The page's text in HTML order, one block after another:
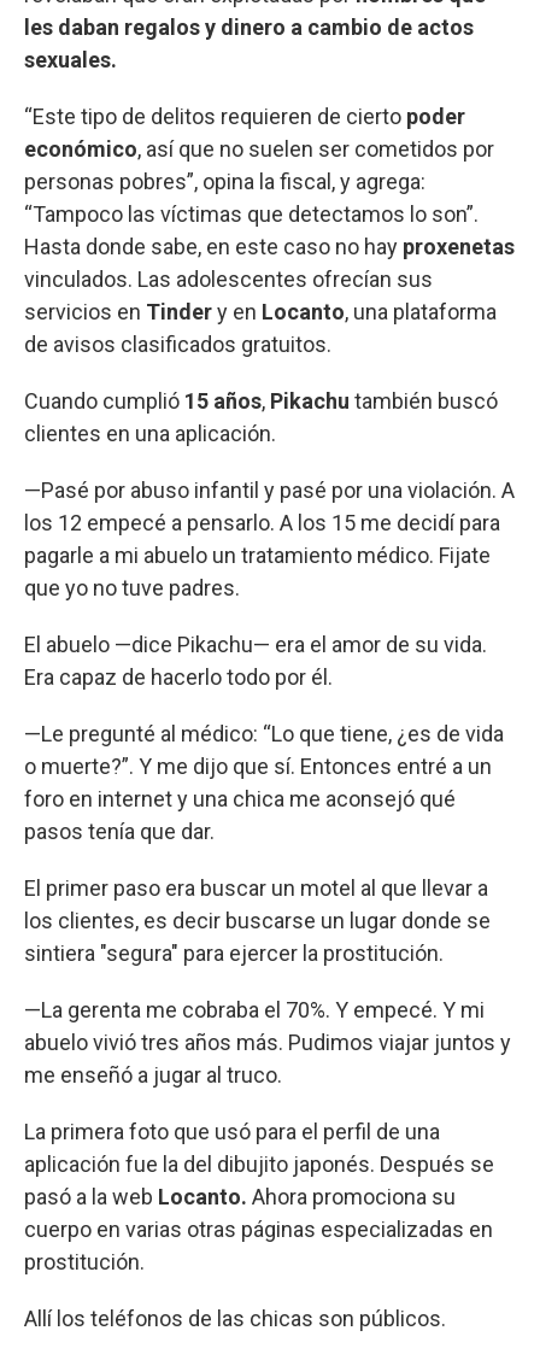
les daban regalos y dinero a cambio de actos
sexuales.
“Este tipo de delitos requieren de cierto poder
económico, así que no suelen ser cometidos por
personas pobres”, opina la fiscal, y agrega:
“Tampoco las víctimas que detectamos lo son”.
Hasta donde sabe, en este caso no hay proxenetas
vinculados. Las adolescentes ofrecían sus
servicios en Tindery en Locanto, una plataforma
de avisos clasificados gratuitos.
Cuando cumplió 15 años, Pikachu también buscó
clientes en una aplicación.
—Pasé por abuso infantil y pasé por una violación. A
los 12 empecé a pensarlo. A los 15 me decidí para
pagarle a mi abuelo un tratamiento médico. Fijate
que yo no tuve padres.
El abuelo —dice Pikachu— era el amor de su vida.
Era capaz de hacerlo todo por él.
—Le pregunté al médico: “Lo que tiene, ¿es de vida
o muerte?”. Y me dijo que sí. Entonces entré a un
foro en internet y una chica me aconsejó qué
pasos tenía que dar.
El primer paso era buscar un motel al que llevar a
los clientes, es decir buscarse un lugar donde se
sintiera "segura" para ejercer la prostitución.
—La gerenta me cobraba el 70%. Y empecé. Y mi
abuelo vivió tres años más. Pudimos viajar juntos y
me enseñó a jugar al truco.
La primera foto que usó para el perfil de una
aplicación fue la del dibujito japonés. Después se
pasó a la web Locanto. Ahora promociona su
cuerpo en varias otras páginas especializadas en
prostitución.
Allí los teléfonos de las chicas son públicos.